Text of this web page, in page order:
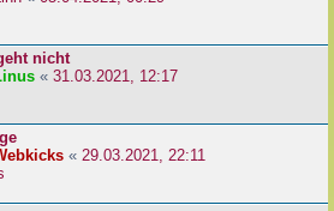
nicht
« 31.03.2021, 12:17
« 29.03.2021, 22:11